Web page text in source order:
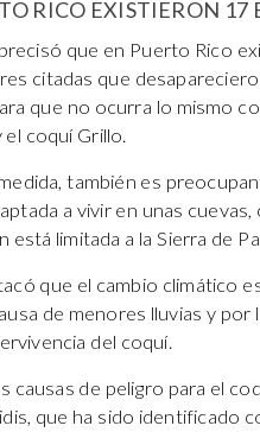
RICO EXISTIERON 17
que en Puerto Rico
citadas que
que no ocurra lo mismo
coquí Grillo.
también es
a vivir en unas
está limitada a la Sierra de
que el cambio climático
de menores lluvias y
del coquí.
causas de peligro para el
que ha sido identificado